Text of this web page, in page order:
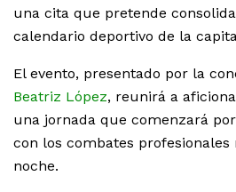
una cita que pretende
calendario deportivo de la
El evento, presentado por la
Beatriz López, reunirá a
una jornada que comenzará
con los combates profesionales
noche.